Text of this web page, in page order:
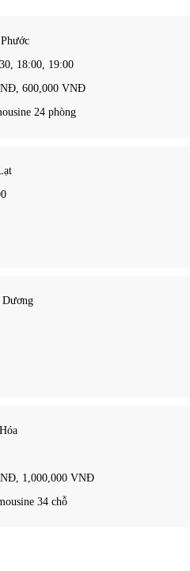
18:00, 19:00
600,000 VNĐ
24 phòng
Dương
1,000,000 VNĐ
34 chỗ